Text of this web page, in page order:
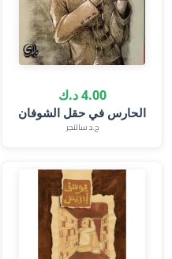
4.00 د.ك
الحارس في حقل الشوفان
ج.د سالنجر